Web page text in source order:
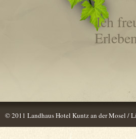
Ich
© 2011 Landhaus Hotel Kuntz an der Mosel /